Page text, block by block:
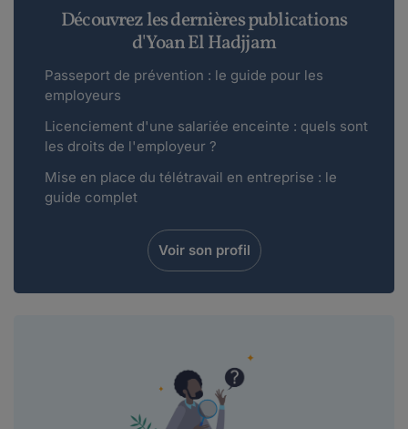
Découvrez les dernières publications
d'Yoan El Hadjjam
Passeport de prévention : le guide pour les
employeurs
Licenciement d'une salariée enceinte : quels sont
les droits de l'employeur ?
Mise en place du télétravail en entreprise : le
guide complet
Voir son profil